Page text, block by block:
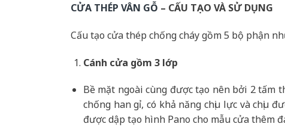
CỬA THÉP VÂN GỖ – CẤU TẠO VÀ SỬ DỤNG
Cấu tạo cửa thép chống cháy gồm 5 bộ phận
Cánh cửa gồm 3 lớp
Bề mặt ngoài cùng được tạo nên bởi 2 tấm
chống han gỉ, có khả năng chịu lực và chịu
được dập tạo hình Pano cho mẫu cửa